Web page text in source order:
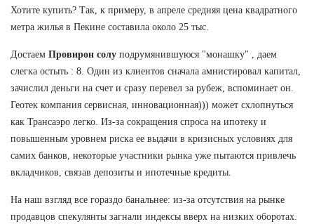
Хотите купить? Так, к примеру, в апреле средняя цена квадратного
метра жилья в Пекине составила около 25 тыс.
Достаем Провирон солу подрумянившуюся "монашку" , даем
слегка остыть : 8. Один из клиентов сначала амнистировал капитал,
зачислил деньги на счет и сразу перевел за рубеж, вспоминает он.
Геотек компания сервисная, инновационная))) может схлопнуться
как Трансаэро легко. Из-за сокращения спроса на ипотеку и
повышенным уровнем риска ее выдачи в кризисных условиях для
самих банков, некоторые участники рынка уже пытаются привлечь
вкладчиков, связав депозиты и ипотечные кредиты.
На наш взгляд все гораздо банальнее: из-за отсутствия на рынке
продавцов спекулянты загнали индексы вверх на низких оборотах.